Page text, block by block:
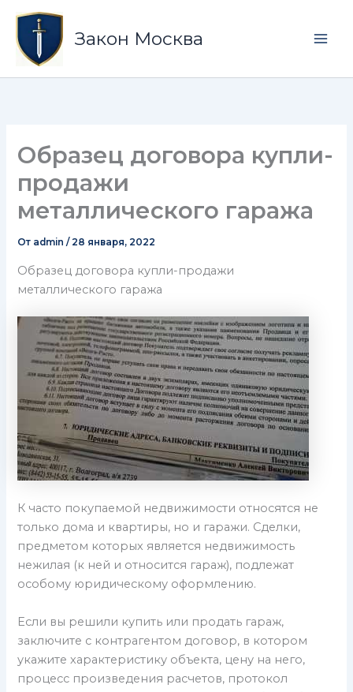
Перейти
содержимомуЗакон Москва
Образец договора купли-
продажи
металлического гаража
От admin/ 28 января, 2022
Образец договора купли-продажи
металлического гаража
К часто покупаемой недвижимости относятся не
только дома и квартиры, но и гаражи. Сделки,
предметом которых является недвижимость
нежилая (к ней и относится гараж), подлежат
особому юридическому оформлению.
Если вы решили купить или продать гараж,
заключите с контрагентом договор, в котором
укажите характеристику объекта, цену на него,
процесс произведения расчетов, протокол